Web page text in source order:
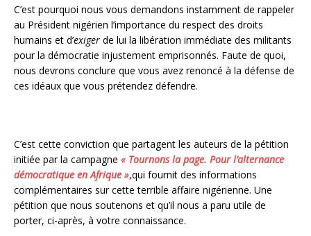
C’est pourquoi nous vous demandons instamment de rappeler
au Président nigérien l’importance du respect des droits
humains et d’exiger de lui la libération immédiate des militants
pour la démocratie injustement emprisonnés. Faute de quoi,
nous devrons conclure que vous avez renoncé à la défense de
ces idéaux que vous prétendez défendre.
C’est cette conviction que partagent les auteurs de la pétition
initiée par la campagne « Tournons la page. Pour l’alternance
démocratique en Afrique »,qui fournit des informations
complémentaires sur cette terrible affaire nigérienne. Une
pétition que nous soutenons et qu’il nous a paru utile de
porter, ci-après, à votre connaissance.